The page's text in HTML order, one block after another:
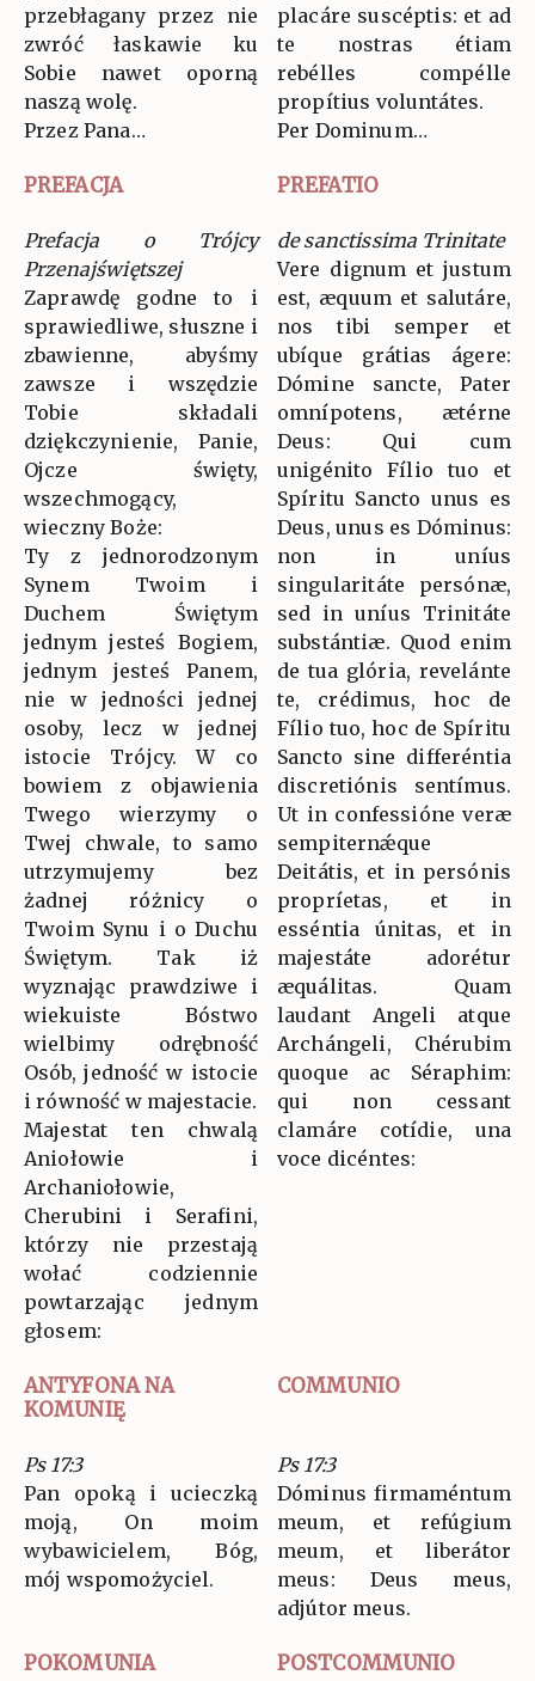
przebłagany przez nie
zwróć łaskawie ku
Sobie nawet oporną
naszą wolę.
Przez Pana…
placáre suscéptis: et ad
te nostras étiam
rebélles compélle
propítius voluntátes.
Per Dominum…
PREFACJA PREFATIO
Prefacja o Trójcy
Przenajświętszej
Zaprawdę godne to i
sprawiedliwe, słuszne i
zbawienne, abyśmy
zawsze i wszędzie
Tobie składali
dziękczynienie, Panie,
Ojcze święty,
wszechmogący,
wieczny Boże:
Ty z jednorodzonym
Synem Twoim i
Duchem Świętym
jednym jesteś Bogiem,
jednym jesteś Panem,
nie w jedności jednej
osoby, lecz w jednej
istocie Trójcy. W co
bowiem z objawienia
Twego wierzymy o
Twej chwale, to samo
utrzymujemy bez
żadnej różnicy o
Twoim Synu i o Duchu
Świętym. Tak iż
wyznając prawdziwe i
wiekuiste Bóstwo
wielbimy odrębność
Osób, jedność w istocie
i równość w majestacie.
Majestat ten chwalą
Aniołowie i
Archaniołowie,
Cherubini i Serafini,
którzy nie przestają
wołać codziennie
powtarzając jednym
głosem:
de sanctissima Trinitate
Vere dignum et justum
est, æquum et salutáre,
nos tibi semper et
ubíque grátias ágere:
Dómine sancte, Pater
omnípotens, ætérne
Deus: Qui cum
unigénito Fílio tuo et
Spíritu Sancto unus es
Deus, unus es Dóminus:
non in uníus
singularitáte persónæ,
sed in uníus Trinitáte
substántiæ. Quod enim
de tua glória, revelánte
te, crédimus, hoc de
Fílio tuo, hoc de Spíritu
Sancto sine differéntia
discretiónis sentímus.
Ut in confessióne veræ
sempiternǽque
Deitátis, et in persónis
propríetas, et in
esséntia únitas, et in
majestáte adorétur
æquálitas. Quam
laudant Angeli atque
Archángeli, Chérubim
quoque ac Séraphim:
qui non cessant
clamáre cotídie, una
voce dicéntes:
ANTYFONA NA
KOMUNIĘ
COMMUNIO
Ps 17:3
Pan opoką i ucieczką
moją, On moim
wybawicielem, Bóg,
mój wspomożyciel.
Ps 17:3
Dóminus firmaméntum
meum, et refúgium
meum, et liberátor
meus: Deus meus,
adjútor meus.
POKOMUNIA POSTCOMMUNIO